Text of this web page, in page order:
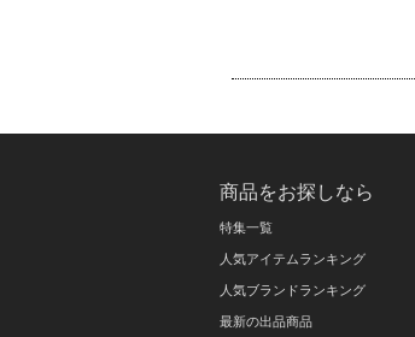
商品をお探しなら
特集一覧
人気アイテムランキング
人気ブランドランキング
最新の出品商品